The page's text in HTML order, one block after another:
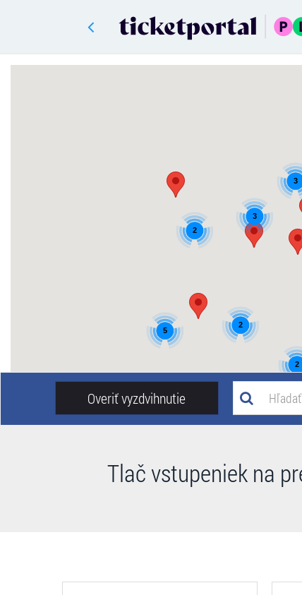
5
3
3
2
2
2
Overiť vyzdvihnutie
Tlač vstupeniek na